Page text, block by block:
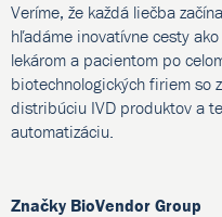
Veríme, že každá liečba
hľadáme inovatívne cesty
lekárom a pacientom po
biotechnologických firiem so
distribúciu IVD produktov a
automatizáciu.
Značky BioVendor Group